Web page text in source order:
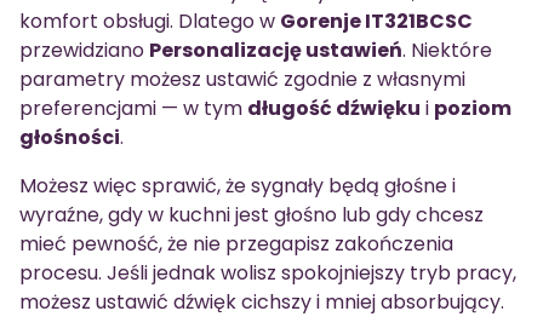
komfort obsługi. Dlatego w Gorenje IT321BCSC
przewidziano Personalizację ustawień. Niektóre
parametry możesz ustawić zgodnie z własnymi
preferencjami — w tym długość dźwięku i poziom
głośności.
Możesz więc sprawić, że sygnały będą głośne i
wyraźne, gdy w kuchni jest głośno lub gdy chcesz
mieć pewność, że nie przegapisz zakończenia
procesu. Jeśli jednak wolisz spokojniejszy tryb pracy,
możesz ustawić dźwięk cichszy i mniej absorbujący.